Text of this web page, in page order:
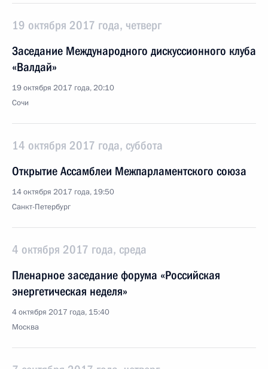
19 октября 2017 года, четверг
Заседание Международного дискуссионного клуба
«Валдай»
19 октября 2017 года, 20:10
Сочи
14 октября 2017 года, суббота
Открытие Ассамблеи Межпарламентского союза
14 октября 2017 года, 19:50
Санкт-Петербург
4 октября 2017 года, среда
Пленарное заседание форума «Российская
энергетическая неделя»
4 октября 2017 года, 15:40
Москва